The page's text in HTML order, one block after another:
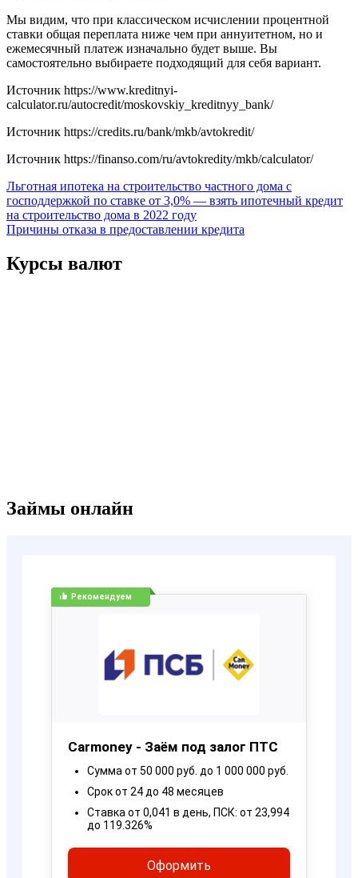
Мы видим, что при классическом исчислении процентной
ставки общая переплата ниже чем при аннуитетном, но и
ежемесячный платеж изначально будет выше. Вы
самостоятельно выбираете подходящий для себя вариант.
Источник https://www.kreditnyi-
calculator.ru/autocredit/moskovskiy_kreditnyy_bank/
Источник https://credits.ru/bank/mkb/avtokredit/
Источник https://finanso.com/ru/avtokredity/mkb/calculator/
Навигация
по
записям
Льготная ипотека на строительство частного дома с
господдержкой по ставке от 3,0% — взять ипотечный кредит
на строительство дома в 2022 году
Причины отказа в предоставлении кредита
Курсы валют
Займы онлайн